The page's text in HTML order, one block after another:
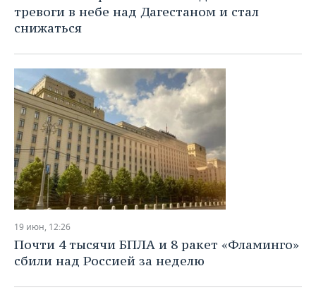
тревоги в небе над Дагестаном и стал
снижаться
19 июн, 12:26
Почти 4 тысячи БПЛА и 8 ракет «Фламинго»
сбили над Россией за неделю